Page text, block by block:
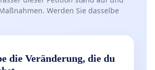
Werden Sie dasselbe
die Veränderung, die du